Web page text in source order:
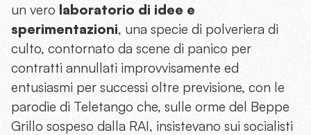
un vero laboratorio di idee e
sperimentazioni, una specie di polveriera di
culto, contornato da scene di panico per
contratti annullati improvvisamente ed
entusiasmi per successi oltre previsione, con le
parodie di Teletango che, sulle orme del Beppe
Grillo sospeso dalla RAI, insistevano sui socialisti